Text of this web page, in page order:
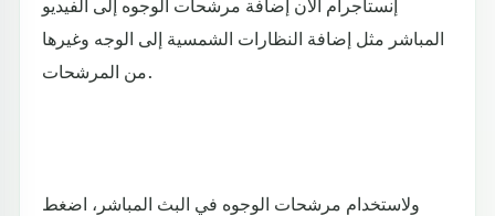
المباشر مثل إضافة النظارات الشمسية إلى الوجه وغيرها
من المرشحات.
ولاستخدام مرشحات الوجوه في البث المباشر، اضغط